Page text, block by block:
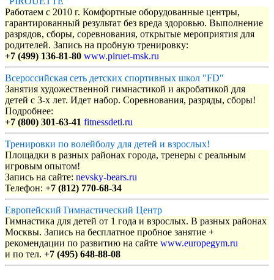
Работаем с 2010 г. Комфортные оборудованные центры,
гарантированный результат без вреда здоровью. Выполнение
разрядов, сборы, соревнования, открытые мероприятия для
родителей. Запись на пробную тренировку:
+7 (499) 136-81-80 www.piruet-msk.ru
Всероссийская сеть детских спортивных школ "FD"
Занятия художественной гимнастикой и акробатикой для
детей с 3-х лет. Идет набор. Соревнования, разряды, сборы!
Подробнее:
+7 (800) 301-63-41 fitnessdeti.ru
Тренировки по волейболу для детей и взрослых!
Площадки в разных районах города, тренеры с реальным
игровым опытом!
Запись на сайте: nevsky-bears.ru
Телефон: +7 (812) 770-68-34
Европейский Гимнастический Центр
Гимнастика для детей от 1 года и взрослых. В разных районах
Москвы. Запись на бесплатное пробное занятие +
рекомендации по развитию на сайте www.europegym.ru
и по тел. +7 (495) 648-88-08